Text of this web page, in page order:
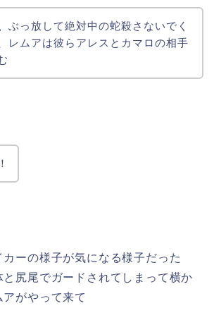
ぶっ放して絶対中の蛇殺さないでく
レムアは彼らアレスとカマロの相手
ーの様子が気になる様子だった
尻尾でガードされてしまって横か
がやって来て